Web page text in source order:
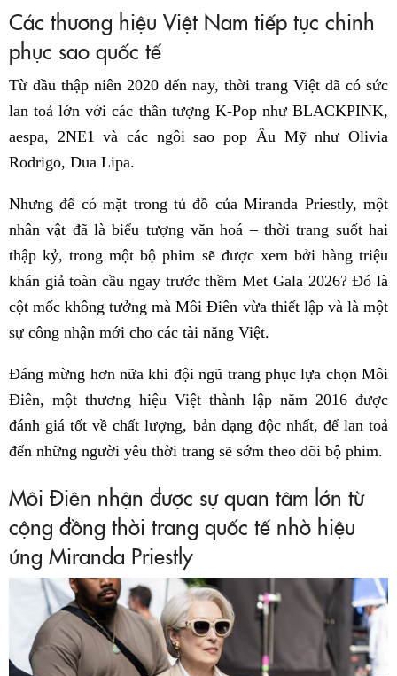
Các thương hiệu Việt Nam tiếp tục chinh
phục sao quốc tế
Từ đầu thập niên 2020 đến nay, thời trang Việt đã có sức
lan toả lớn với các thần tượng K-Pop như BLACKPINK,
aespa, 2NE1 và các ngôi sao pop Âu Mỹ như Olivia
Rodrigo, Dua Lipa.
Nhưng để có mặt trong tủ đồ của Miranda Priestly, một
nhân vật đã là biểu tượng văn hoá – thời trang suốt hai
thập kỷ, trong một bộ phim sẽ được xem bởi hàng triệu
khán giả toàn cầu ngay trước thềm Met Gala 2026? Đó là
cột mốc không tưởng mà Môi Điên vừa thiết lập và là một
sự công nhận mới cho các tài năng Việt.
Đáng mừng hơn nữa khi đội ngũ trang phục lựa chọn Môi
Điên, một thương hiệu Việt thành lập năm 2016 được
đánh giá tốt về chất lượng, bản dạng độc nhất, để lan toả
đến những người yêu thời trang sẽ sớm theo dõi bộ phim.
Môi Điên nhận được sự quan tâm lớn từ
cộng đồng thời trang quốc tế nhờ hiệu
ứng Miranda Priestly